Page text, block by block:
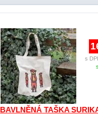
BAVLNĚNÁ TAŠKA
s